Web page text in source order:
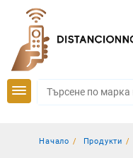
content
Начало Продукти